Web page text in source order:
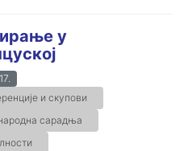
у
и скупови
сарадња